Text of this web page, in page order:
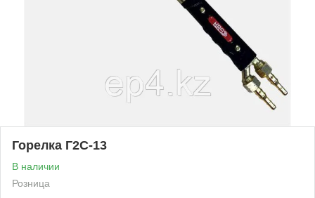
Горелка Г2С-13
В наличии
Розница